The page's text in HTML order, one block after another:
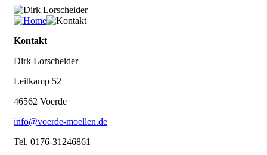
Kontakt
Dirk Lorscheider
Leitkamp 52
46562 Voerde
info@voerde-moellen.de
Tel. 0176-31246861